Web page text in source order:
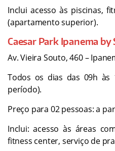
Inclui acesso às piscinas,
(apartamento superior).
Caesar Park Ipanema by
Av. Vieira Souto, 460 –
Todos os dias das 09h
período).
Preço para 02 pessoas: a
Inclui: acesso às áreas
fitness center, serviço de